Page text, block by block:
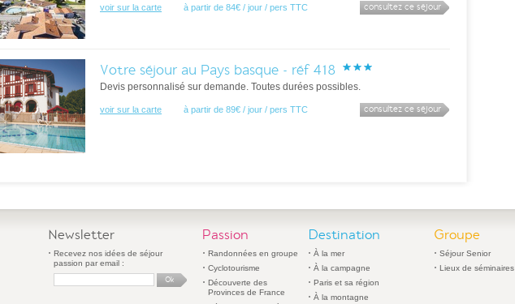
voir sur la carte à partir de 84€ / jour / pers TTC consultez ce séjour
Votre séjour au Pays basque - réf 418
Devis personnalisé sur demande. Toutes durées possibles.
voir sur la carte à partir de 89€ / jour / pers TTC consultez ce séjour
Newsletter
Recevez nos idées de séjour
passion par email :
Passion
Randonnées en groupe
Cyclotourisme
Découverte des
Provinces de France
Destination
À la mer
À la campagne
Paris et sa région
À la montagne
Groupe
Séjour Senior
Lieux de séminaires